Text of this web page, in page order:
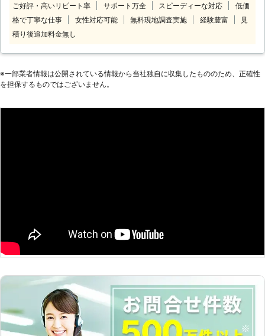
駐車場の雪かき、除雪から屋根の雪下
ろしまで承っています。多様に対応で
保だけお願い」といったご要望も承り
ます。 排雪もおこなっているため、
ックへの詰め込み、融雪機を使ってそ
ご好評・高いリピート率 サポート万全 スピーディーな対応
低価
格で丁寧な仕事
女性対応可能 無料現地調査実施 経験豊富
見
積り後追加料金無し
※⼀部業者情報は公開されている情報から当社独⾃に収集したもののため、正確性
を担保するものではございません。